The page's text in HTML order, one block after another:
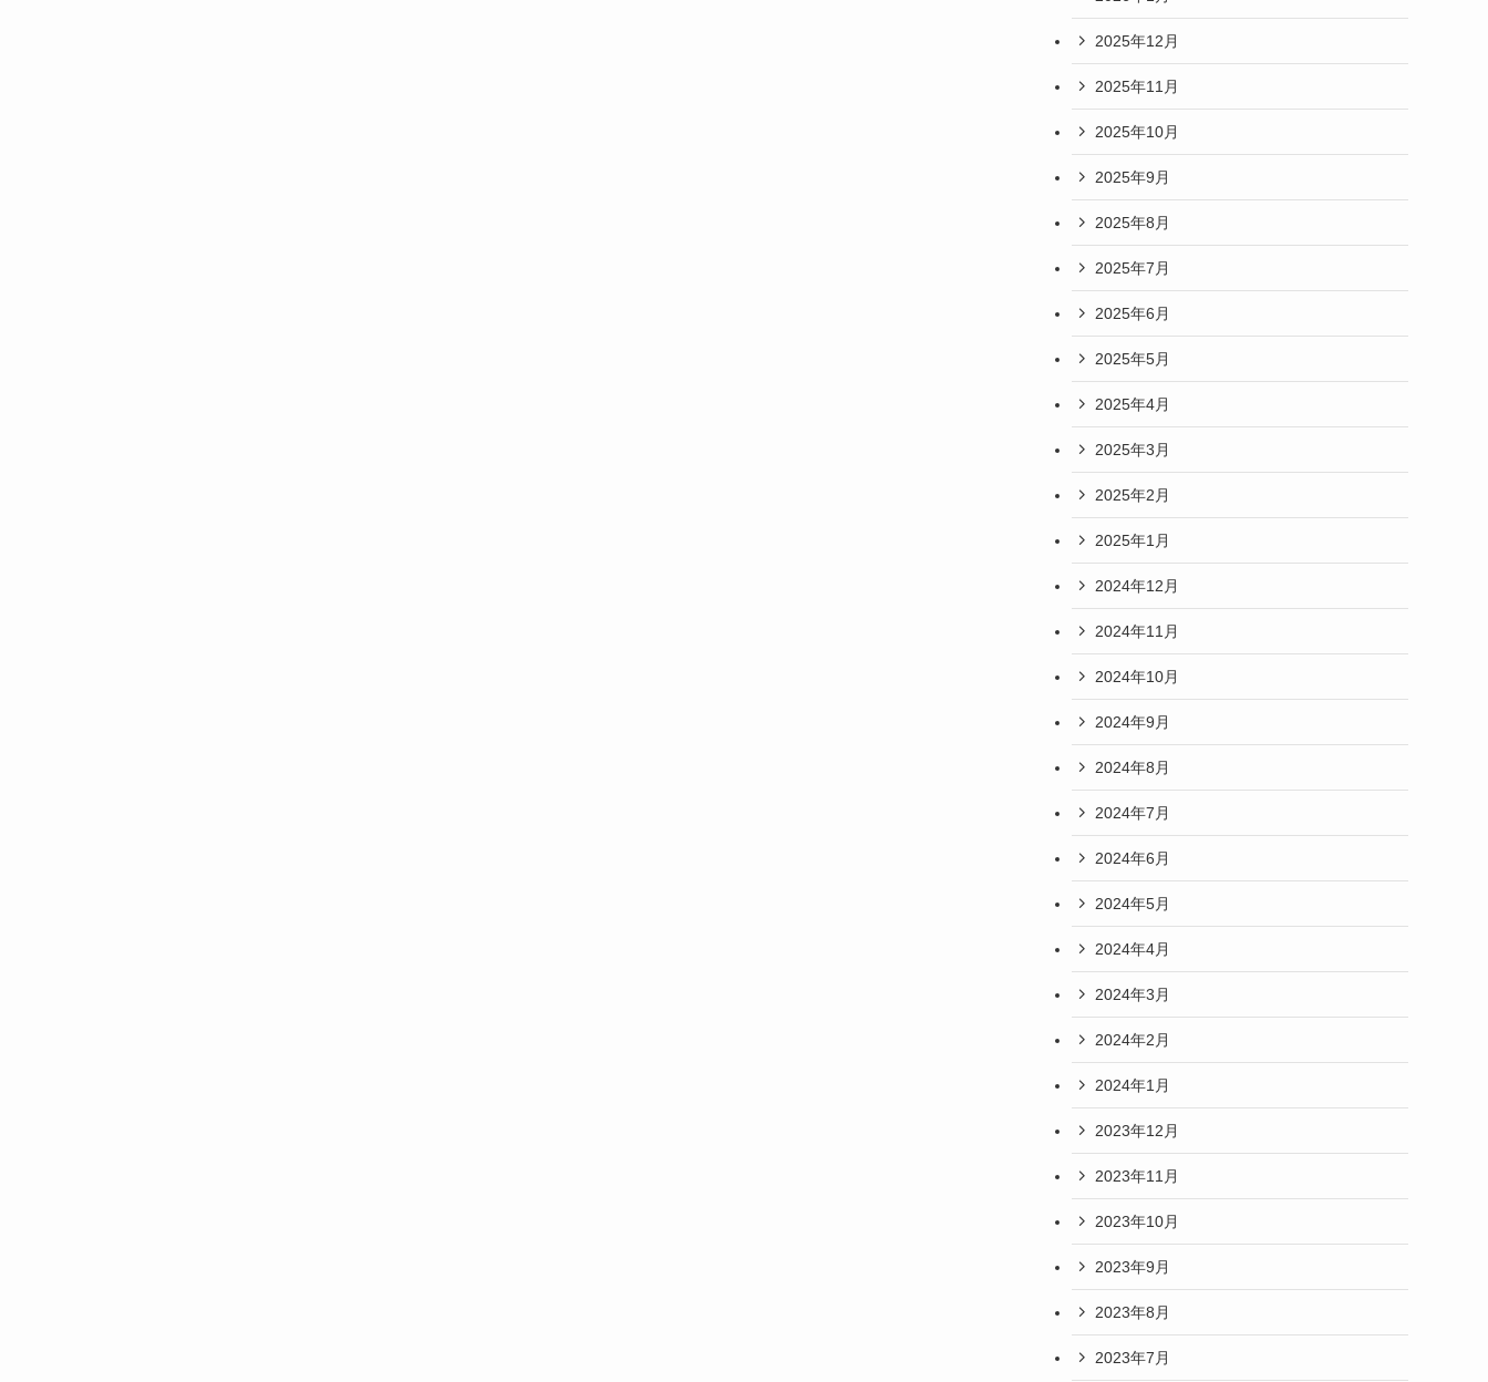
2025年12月
2025年11月
2025年10月
2025年9月
2025年8月
2025年7月
2025年6月
2025年5月
2025年4月
2025年3月
2025年2月
2025年1月
2024年12月
2024年11月
2024年10月
2024年9月
2024年8月
2024年7月
2024年6月
2024年5月
2024年4月
2024年3月
2024年2月
2024年1月
2023年12月
2023年11月
2023年10月
2023年9月
2023年8月
2023年7月